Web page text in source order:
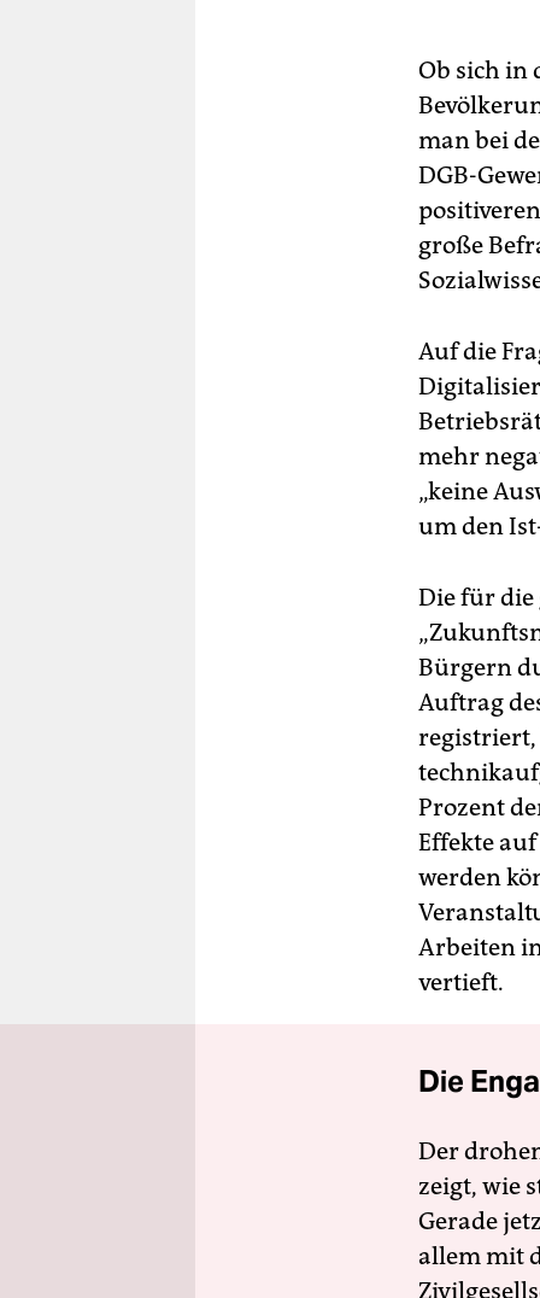
Ob sich in
man bei
DGB-
große
Auf die
mehr
„keine
um den
Die für die
Bürgern
Auftrag
registriert,
Prozent
Effekte
werden
Arbeiten
vertieft.
Die
Der
zeigt, wie
Gerade
allem mit